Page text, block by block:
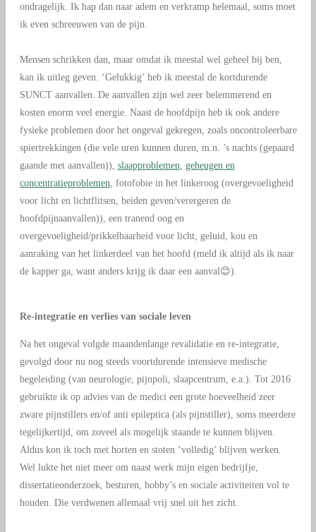
ondragelijk. Ik hap dan naar adem en verkramp helemaal, soms moet
ik even schreeuwen van de pijn.
Mensen schrikken dan, maar omdat ik meestal wel geheel bij ben,
kan ik uitleg geven. ‘Gelukkig’ heb ik meestal de kortdurende
SUNCT aanvallen. De aanvallen zijn wel zeer belemmerend en
kosten enorm veel energie. Naast de hoofdpijn heb ik ook andere
fysieke problemen door het ongeval gekregen, zoals oncontroleerbare
spiertrekkingen (die vele uren kunnen duren, m.n. ’s nachts (gepaard
gaande met aanvallen)), slaapproblemen geheugen en
concentratieproblemen , fotofobie in het linkeroog (overgevoeligheid
voor licht en lichtflitsen, beiden geven/verergeren de
hoofdpijnaanvallen)), een tranend oog en
overgevoeligheid/prikkelbaarheid voor licht, geluid, kou en
aanraking van het linkerdeel van het hoofd (meld ik altijd als ik naar
de kapper ga, want anders krijg ik daar een aanval😊).
Re-integratie en verlies van sociale leven
Na het ongeval volgde maandenlange revalidatie en re-integratie,
gevolgd door nu nog steeds voortdurende intensieve medische
begeleiding (van neurologie, pijnpoli, slaapcentrum, e.a.). Tot 2016
gebruikte ik op advies van de medici een grote hoeveelheid zeer
zware pijnstillers en/of anti epileptica (als pijnstiller), soms meerdere
tegelijkertijd, om zoveel als mogelijk staande te kunnen blijven.
Aldus kon ik toch met horten en stoten ‘volledig’ blijven werken.
Wel lukte het niet meer om naast werk mijn eigen bedrijfje,
dissertatieonderzoek, besturen, hobby’s en sociale activiteiten vol te
houden. Die verdwenen allemaal vrij snel uit het zicht.